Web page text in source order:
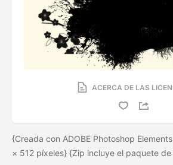
ACERCA DE LAS
{Creada con ADOBE Photoshop
× 512 píxeles} {Zip incluye el paquete